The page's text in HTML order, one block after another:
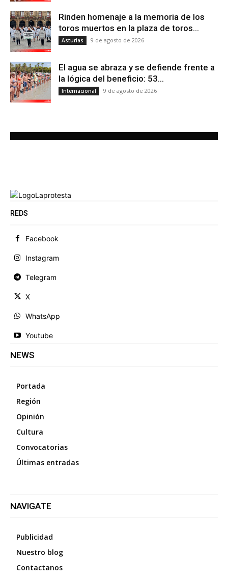
Rinden homenaje a la memoria de los
toros muertos en la plaza de toros...
Asturias 9 de agosto de 2026
El agua se abraza y se defiende frente a
la lógica del beneficio: 53...
Internacional 9 de agosto de 2026
REDS
Facebook
Instagram
Telegram
X
WhatsApp
Youtube
NEWS
Portada
Región
Opinión
Cultura
Convocatorias
Últimas entradas
NAVIGATE
Publicidad
Nuestro blog
Contactanos